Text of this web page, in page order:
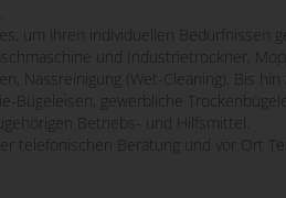
um ihren individuellen Bedürfnissen
und Industrietrockner,
Nassreinigung (Wet-Cleaning). Bis
Bügeleisen, gewerbliche
Betriebs- und Hilfsmittel.
telefonischen Beratung und vor Ort